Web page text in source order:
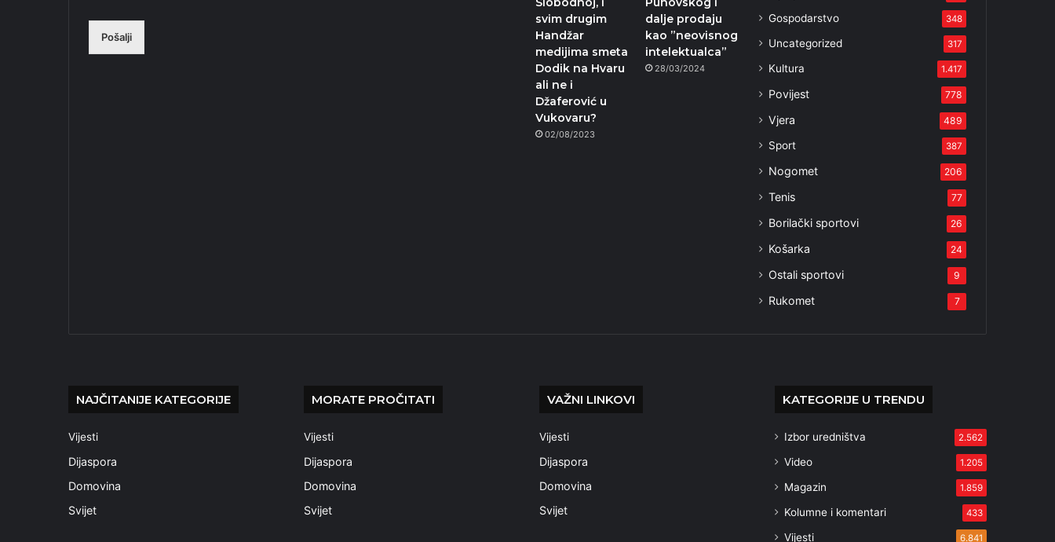
Pošalji
svim drugim
Handžar
medijima smeta
Dodik na Hvaru
ali ne i
Džaferović u
Vukovaru?
02/08/2023
dalje prodaju
kao ”neovisnog
intelektualca”
28/03/2024
Gospodarstvo 348
Uncategorized 317
Kultura 1.417
Povijest 778
Vjera 489
Sport 387
Nogomet 206
Tenis 77
Borilački sportovi 26
Košarka 24
Ostali sportovi 9
Rukomet 7
NAJČITANIJE KATEGORIJE
Vijesti
Dijaspora
Domovina
Svijet
MORATE PROČITATI
Vijesti
Dijaspora
Domovina
Svijet
VAŽNI LINKOVI
Vijesti
Dijaspora
Domovina
Svijet
KATEGORIJE U TRENDU
Izbor uredništva 2.562
Video 1.205
Magazin 1.859
Kolumne i komentari 433
Vijesti 6.841